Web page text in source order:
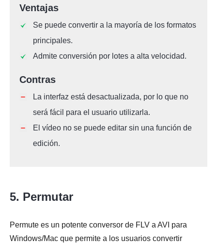
Ventajas
Se puede convertir a la mayoría de los formatos
principales.
Admite conversión por lotes a alta velocidad.
Contras
La interfaz está desactualizada, por lo que no
será fácil para el usuario utilizarla.
El vídeo no se puede editar sin una función de
edición.
5. Permutar
Permute es un potente conversor de FLV a AVI para
Windows/Mac que permite a los usuarios convertir